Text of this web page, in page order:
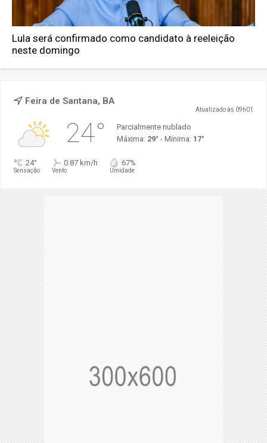
Lula será confirmado como candidato à reeleição
neste domingo
Feira de Santana, BA
Atualizado às 09h01
24°
Parcialmente nublado
Máxima: 29° - Mínima: 17°
24°
Sensação
0.87 km/h
Vento
67%
Umidade